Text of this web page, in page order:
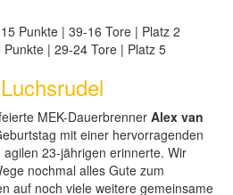
Punkte | 39-16 Tore | Platz 2
| 29-24 Tore | Platz 5
MEK-Dauerbrenner Alex van
mit einer hervorragenden
23-jährigen erinnerte. Wir
nochmal alles Gute zum
auf noch viele weitere gemeinsame